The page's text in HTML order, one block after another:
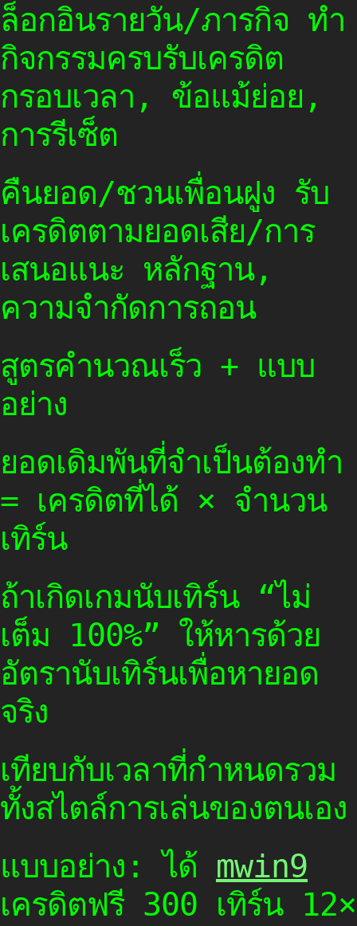
ล็อกอินรายวัน/ภารกิจ ทำ
กิจกรรมครบรับเครดิต
กรอบเวลา, ข้อแม้ย่อย,
การรีเซ็ต
คืนยอด/ชวนเพื่อนฝูง รับ
เครดิตตามยอดเสีย/การ
เสนอแนะ หลักฐาน,
ความจำกัดการถอน
สูตรคำนวณเร็ว + แบบ
อย่าง
ยอดเดิมพันที่จำเป็นต้องทำ
= เครดิตที่ได้ × จำนวน
เทิร์น
ถ้าเกิดเกมนับเทิร์น “ไม่
เต็ม 100%” ให้หารด้วย
อัตรานับเทิร์นเพื่อหายอด
จริง
เทียบกับเวลาที่กำหนดรวม
ทั้งสไตล์การเล่นของตนเอง
แบบอย่าง: ได้ mwin9
เครดิตฟรี 300 เทิร์น 12×